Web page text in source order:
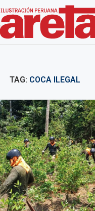
TAG: COCA ILEGAL